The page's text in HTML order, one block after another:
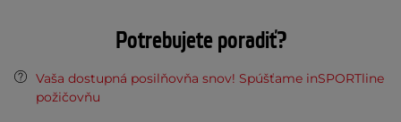
Potrebujete poradiť?
Vaša dostupná posilňovňa snov! Spúšťame inSPORTline
požičovňu